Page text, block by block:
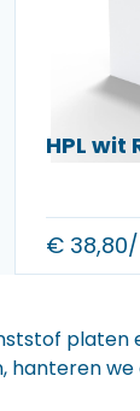
HPL wit
€ 38,80
we